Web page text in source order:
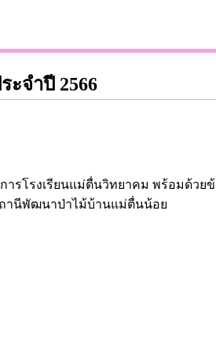
จำปี 2566
ารโรงเรียนแม่ตื่นวิทยาคม พร้อมด้ว
ถานีพัฒนาป่าไม้บ้านแม่ตื่นน้อย